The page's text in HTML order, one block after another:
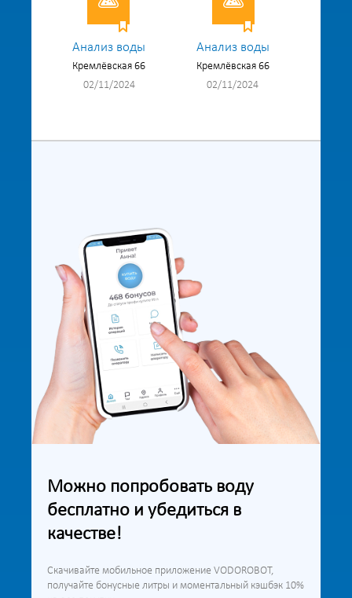
Анализ воды
Кремлёвская 66
02/11/2024
Анализ воды
Кремлёвская 66
02/11/2024
Можно попробовать воду
бесплатно и убедиться в
качестве!
Скачивайте мобильное приложение VODOROBOT,
получайте бонусные литры и моментальный кэшбэк 10%